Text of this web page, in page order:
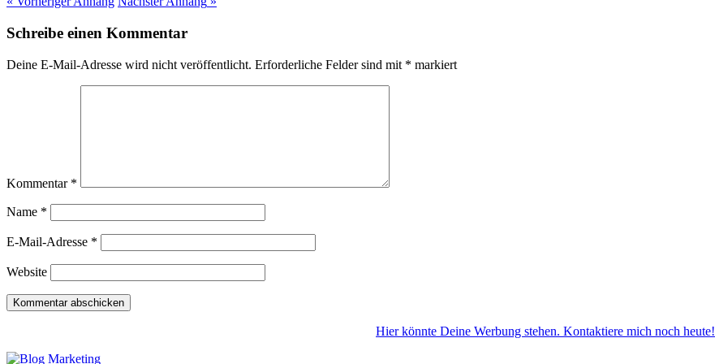
Schreibe einen Kommentar
Deine E-Mail-Adresse wird nicht veröffentlicht. Erforderliche Felder sind mit * markiert
Kommentar *
Name *
E-Mail-Adresse *
Website
Hier könnte Deine Werbung stehen. Kontaktiere mich noch heute!